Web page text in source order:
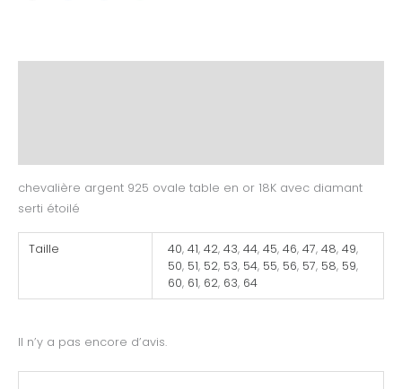
chevalière argent 925 ovale table en or 18K avec diamant
serti étoilé
Taille 40,41,42,43,44,45,46,47,48,49,
50, 51, 52, 53, 54, 55, 56, 57, 58, 59,
60, 61, 62, 63, 64
Il n’y a pas encore d’avis.